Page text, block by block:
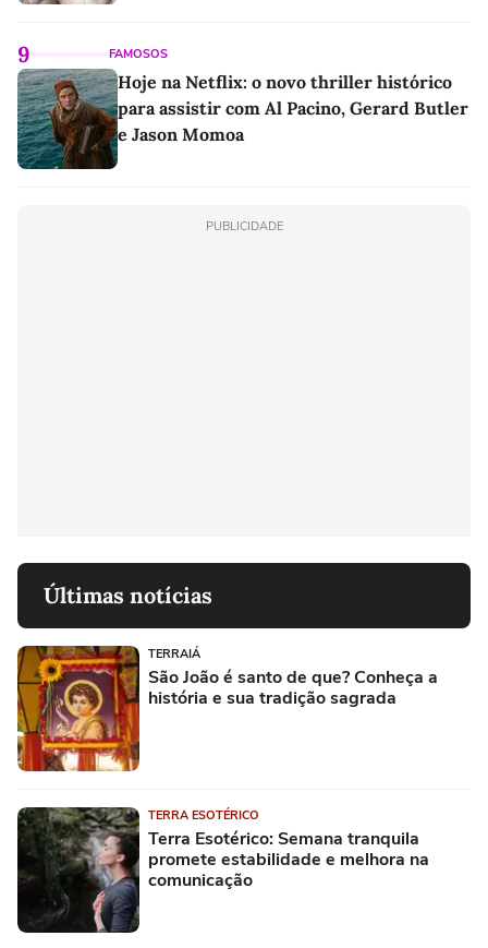
9 FAMOSOS
Hoje na Netflix: o novo thriller histórico
para assistir com Al Pacino, Gerard Butler
e Jason Momoa
PUBLICIDADE
Últimas notícias
TERRAIÁ
São João é santo de que? Conheça a
história e sua tradição sagrada
TERRA ESOTÉRICO
Terra Esotérico: Semana tranquila
promete estabilidade e melhora na
comunicação